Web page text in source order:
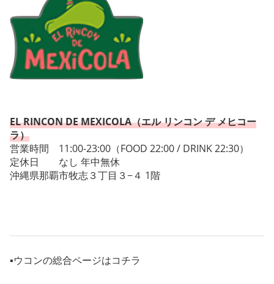
EL RINCON DE MEXICOLA（エル リンコン デ メヒコー
ラ）
営業時間 11:00-23:00（FOOD 22:00 / DRINK 22:30）
定休日 なし 年中無休
沖縄県那覇市牧志３丁目３−４ 1階
▪️ウコンの総合ページはコチラ